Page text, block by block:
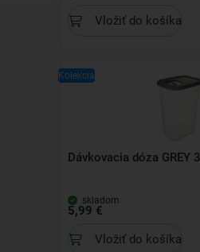
Vložiť do košíka
Kolekcia
Dávkovacia dóza GREY
skladom
5,99 €
Vložiť do košíka